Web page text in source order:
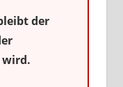
der
wird.